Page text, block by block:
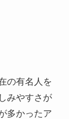
の有名人を
みやすさが
多かったア